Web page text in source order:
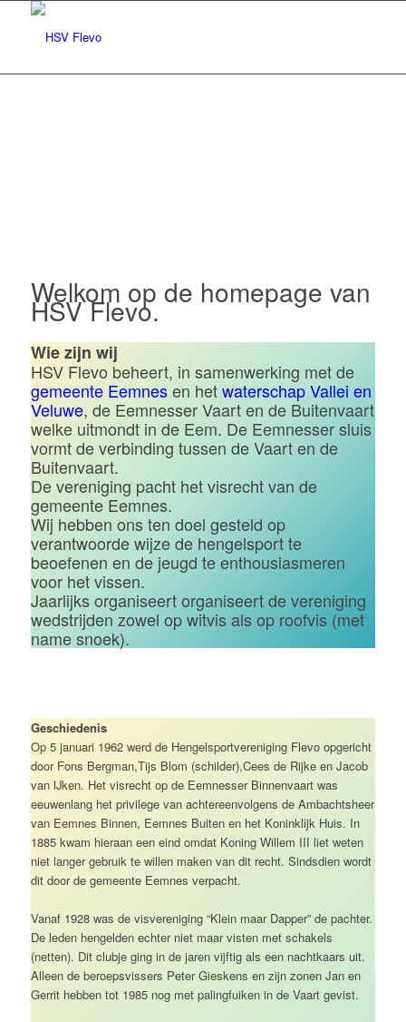
Welkom op de homepage van
HSV Flevo.
Wie zijn wij
HSV Flevo beheert, in samenwerking met de
gemeente Eemnesen hetwaterschap Vallei en
Veluwe, de Eemnesser Vaart en de Buitenvaart
welke uitmondt in de Eem. De Eemnesser sluis
vormt de verbinding tussen de Vaart en de
Buitenvaart.
De vereniging pacht het visrecht van de
gemeente Eemnes.
Wij hebben ons ten doel gesteld op
verantwoorde wijze de hengelsport te
beoefenen en de jeugd te enthousiasmeren
voor het vissen.
Jaarlijks organiseert organiseert de vereniging
wedstrijden zowel op witvis als op roofvis (met
name snoek).
Geschiedenis
Op 5 januari 1962 werd de Hengelsportvereniging Flevo opgericht
door Fons Bergman,Tijs Blom (schilder),Cees de Rijke en Jacob
van IJken. Het visrecht op de Eemnesser Binnenvaart was
eeuwenlang het privilege van achtereenvolgens de Ambachtsheer
van Eemnes Binnen, Eemnes Buiten en het Koninklijk Huis. In
1885 kwam hieraan een eind omdat Koning Willem III liet weten
niet langer gebruik te willen maken van dit recht. Sindsdien wordt
dit door de gemeente Eemnes verpacht.
Vanaf 1928 was de visvereniging “Klein maar Dapper” de pachter.
De leden hengelden echter niet maar visten met schakels
(netten). Dit clubje ging in de jaren vijftig als een nachtkaars uit.
Alleen de beroepsvissers Peter Gieskens en zijn zonen Jan en
Gerrit hebben tot 1985 nog met palingfuiken in de Vaart gevist.